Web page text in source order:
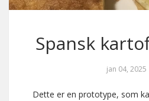
Spansk
jan 04, 2025
Dette er en prototype, som